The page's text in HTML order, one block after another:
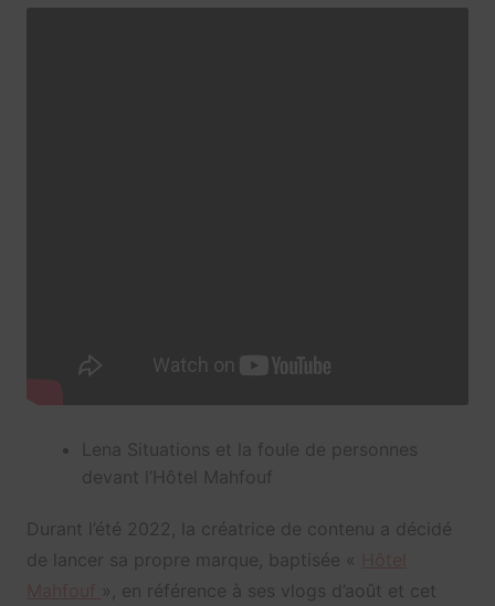
Lena Situations et la foule de personnes
devant l’Hôtel Mahfouf
Durant l’été 2022, la créatrice de contenu a décidé
de lancer sa propre marque, baptisée «
», en référence à ses vlogs d’août et cet